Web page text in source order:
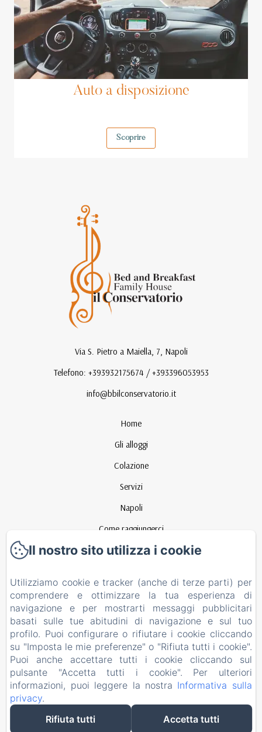
Auto a disposizione
Scoprire
Via S. Pietro a Maiella, 7, Napoli
Telefono: +393932175674 / +393396053953
info@bbilconservatorio.it
Home
Gli alloggi
Colazione
Servizi
Napoli
Come raggiungerci
Contatto
Note legali
Informazioni sui cookie
EN
FR ES IT
Funziona con Amenitiz
Il nostro sito utilizza i cookie
Utilizziamo cookie e tracker (anche di terze parti) per
comprendere e ottimizzare la tua esperienza di
navigazione e per mostrarti messaggi pubblicitari
basati sulle tue abitudini di navigazione e sul tuo
profilo. Puoi configurare o rifiutare i cookie cliccando
su "Imposta le mie preferenze" o "Rifiuta tutti i cookie".
Puoi anche accettare tutti i cookie cliccando sul
pulsante "Accetta tutti i cookie". Per ulteriori
informazioni, puoi leggere la nostra Informativa sulla
privacy.
Rifiuta tutti
Accetta tutti